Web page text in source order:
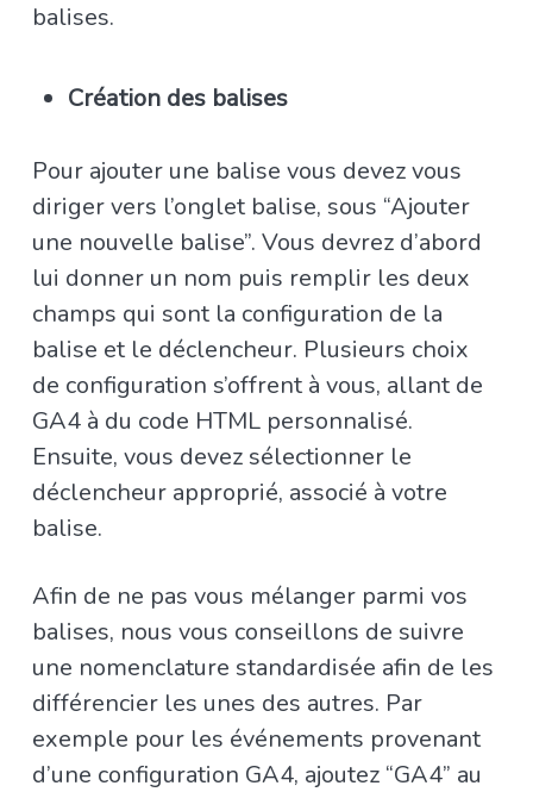
balises.
Création des balises
Pour ajouter une balise vous devez vous
diriger vers l’onglet balise, sous “Ajouter
une nouvelle balise”. Vous devrez d’abord
lui donner un nom puis remplir les deux
champs qui sont la configuration de la
balise et le déclencheur. Plusieurs choix
de configuration s’offrent à vous, allant de
GA4 à du code HTML personnalisé.
Ensuite, vous devez sélectionner le
déclencheur approprié, associé à votre
balise.
Afin de ne pas vous mélanger parmi vos
balises, nous vous conseillons de suivre
une nomenclature standardisée afin de les
différencier les unes des autres. Par
exemple pour les événements provenant
d’une configuration GA4, ajoutez “GA4” au